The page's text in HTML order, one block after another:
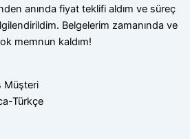
anında fiyat teklifi aldım ve süreç
Belgelerim zamanında ve
memnun kaldım!
Müşteri
Türkçe